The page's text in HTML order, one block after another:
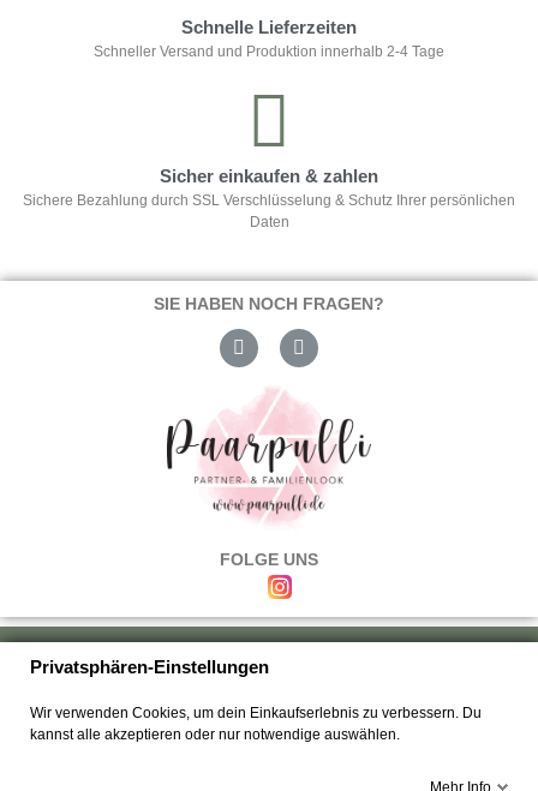
Schnelle Lieferzeiten
Schneller Versand und Produktion innerhalb 2-4 Tage
Sicher einkaufen & zahlen
Sichere Bezahlung durch SSL Verschlüsselung & Schutz Ihrer persönlichen
Daten
SIE HABEN NOCH FRAGEN?
FOLGE UNS
Über uns|Versand & Zahlung|Umtausch & Rückgabe
Kontakt
Privatsphären-Einstellungen
Wir verwenden Cookies, um dein Einkaufserlebnis zu verbessern. Du
kannst alle akzeptieren oder nur notwendige auswählen.
Mehr Info